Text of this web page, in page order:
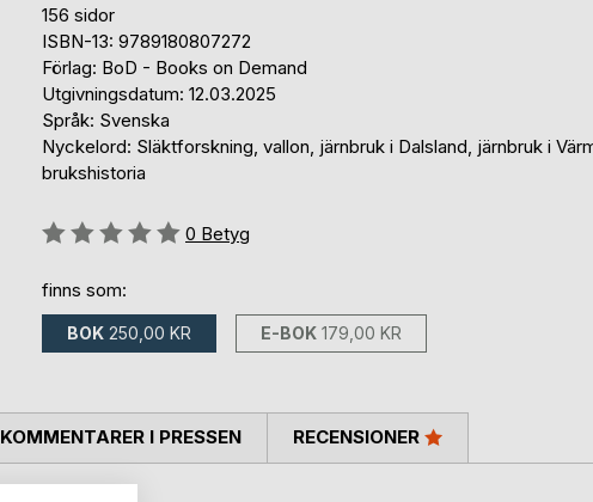
156 sidor
ISBN-13: 9789180807272
Förlag: BoD - Books on Demand
Utgivningsdatum: 12.03.2025
Språk: Svenska
Nyckelord: Släktforskning, vallon, järnbruk i Dalsland, järnbruk i
brukshistoria
Betyg::
0 Betyg
finns som:
BOK 250,00 KR E-BOK 179,00 KR
KOMMENTARER I PRESSEN RECENSIONER